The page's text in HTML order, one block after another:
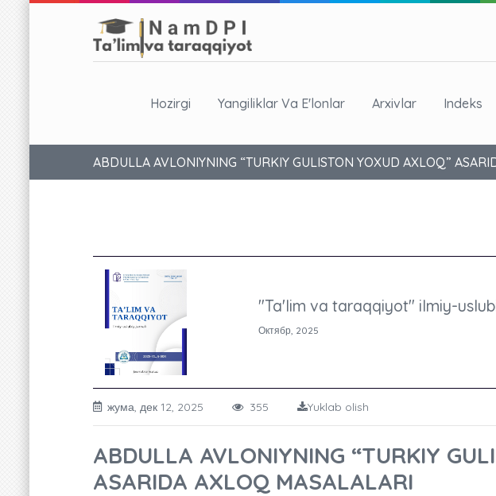
Hozirgi Yangiliklar Va E'lonlar Arxivlar Indeks
ABDULLA AVLONIYNING “TURKIY GULISTON YOXUD AXLOQ”
"Ta'lim va taraqqiyot" ilmiy-
Октябр, 2025
жума, дек 12, 2025 355 Yuklab olish
ABDULLA AVLONIYNING “TURKIY
ASARIDA AXLOQ MASALALARI